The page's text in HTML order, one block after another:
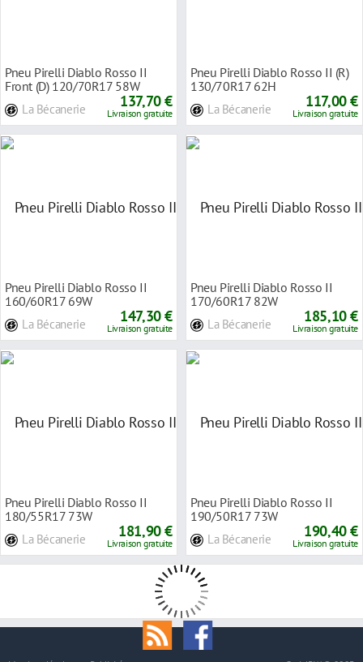
Pneu Pirelli Diablo Rosso II
Front (D) 120/70R17 58W
La Bécanerie 137,70 €
Livraison gratuite
Pneu Pirelli Diablo Rosso II (R)
130/70R17 62H
La Bécanerie 117,00 €
Livraison gratuite
Pneu Pirelli Diablo Rosso II
160/60R17 69W
La Bécanerie 147,30 €
Livraison gratuite
Pneu Pirelli Diablo Rosso II
170/60R17 82W
La Bécanerie 185,10 €
Livraison gratuite
Pneu Pirelli Diablo Rosso II
180/55R17 73W
La Bécanerie 181,90 €
Livraison gratuite
Pneu Pirelli Diablo Rosso II
190/50R17 73W
La Bécanerie 190,40 €
Livraison gratuite